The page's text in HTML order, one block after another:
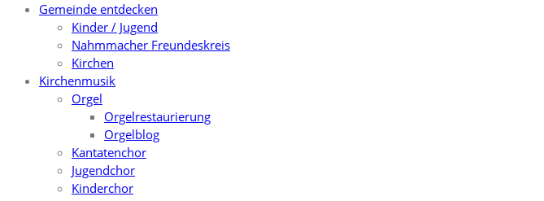
Gemeinde entdecken
Kinder / Jugend
Nahmmacher Freundeskreis
Kirchen
Kirchenmusik
Orgel
Orgelrestaurierung
Orgelblog
Kantatenchor
Jugendchor
Kinderchor